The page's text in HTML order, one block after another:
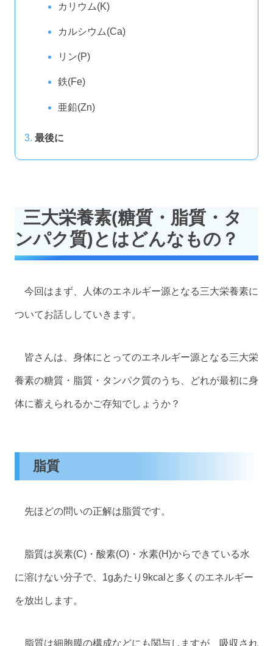
カリウム(K)
カルシウム(Ca)
リン(P)
鉄(Fe)
亜鉛(Zn)
最後に
三大栄養素(糖質・脂質・タ
ンパク質)とはどんなもの？
今回はまず、人体のエネルギー源となる三大栄養素に
ついてお話ししていきます。
皆さんは、身体にとってのエネルギー源となる三大栄
養素の糖質・脂質・タンパク質のうち、どれが最初に身
体に蓄えられるかご存知でしょうか？
脂質
先ほどの問いの正解は脂質です。
脂質は炭素(C)・酸素(O)・水素(H)からできている水
に溶けない分子で、1gあたり9kcalと多くのエネルギー
を放出します。
脂質は細胞膜の構成などにも関与しますが、吸収され